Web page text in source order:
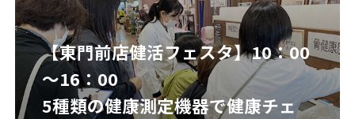
【東門前店健活フェスタ】10：00
～16：00
5種類の健康測定機器で健康チェ